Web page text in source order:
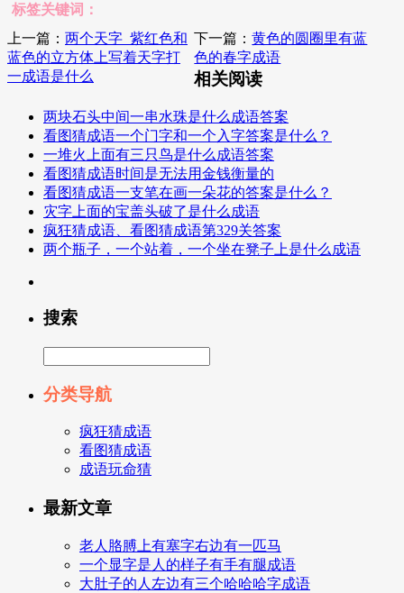
标签关键词：
上一篇： 两个天字_紫红色和
蓝色的立方体上写着天字打
一成语是什么
下一篇：黄色的圆圈里有蓝
色的春字成语
相关阅读
两块石头中间一串水珠是什么成语答案
看图猜成语一个门字和一个入字答案是什么？
一堆火上面有三只鸟是什么成语答案
看图猜成语时间是无法用金钱衡量的
看图猜成语一支笔在画一朵花的答案是什么？
灾字上面的宝盖头破了是什么成语
疯狂猜成语、看图猜成语第329关答案
两个瓶子，一个站着，一个坐在凳子上是什么成语
搜索
分类导航
疯狂猜成语
看图猜成语
成语玩命猜
最新文章
老人胳膊上有塞字右边有一匹马
一个显字是人的样子有手有腿成语
大肚子的人左边有三个哈哈哈字成语